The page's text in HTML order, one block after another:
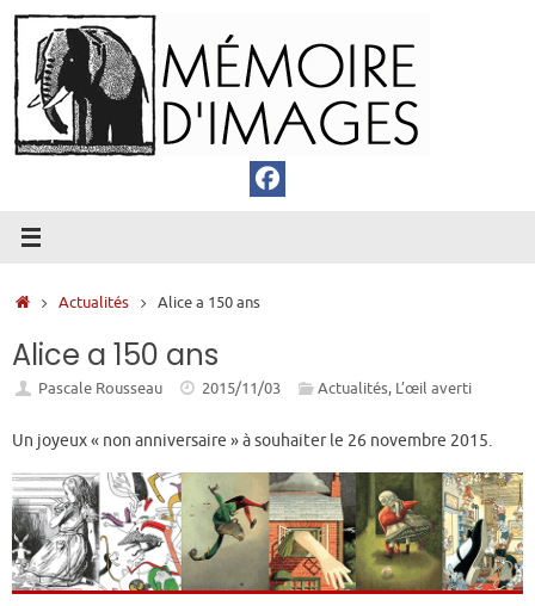
Passer
au
contenu
Accueil
Actualités Alice a 150 ans
Alice a 150 ans
Pascale Rousseau 2015/11/03 Actualités, L’œil averti
Un joyeux « non anniversaire » à souhaiter le 26 novembre 2015.